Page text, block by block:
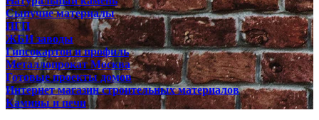
Сыпучие материалы
ПГП
ЖБИ заводы
Гипсокартон и профиль
Металлопрокат Москва
Готовые проекты домов
Интернет магазин строительных материалов
Камины и печи